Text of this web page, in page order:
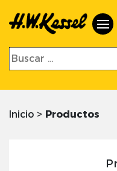
Inicio > Productos